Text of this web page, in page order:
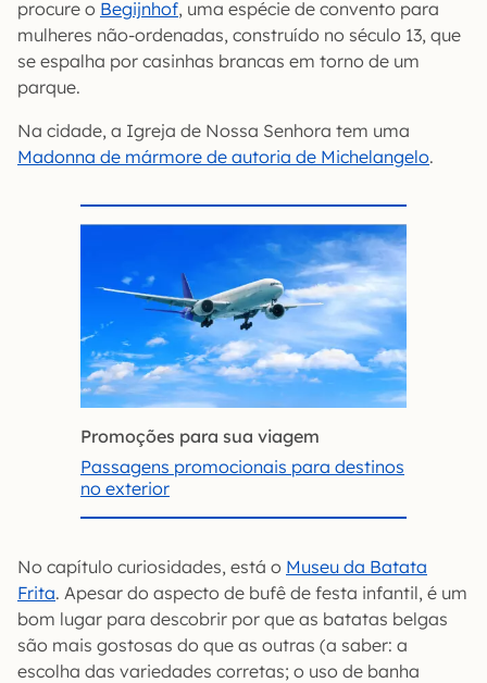
procure o Begijnhof, uma espécie de convento para
mulheres não-ordenadas, construído no século 13, que
se espalha por casinhas brancas em torno de um
parque.
Na cidade, a Igreja de Nossa Senhora tem uma
Madonna de mármore de autoria de Michelangelo.
Promoções para sua viagem
Passagens promocionais para destinos
no exterior
No capítulo curiosidades, está o Museu da Batata
Frita. Apesar do aspecto de bufê de festa infantil, é um
bom lugar para descobrir por que as batatas belgas
são mais gostosas do que as outras (a saber: a
escolha das variedades corretas; o uso de banha